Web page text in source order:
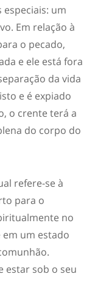
um
Em relação à
o pecado,
e ele está fora
da vida
e é expiado
o crente terá a
do corpo do
refere-se à
para o
no
em um estado
estar sob o seu